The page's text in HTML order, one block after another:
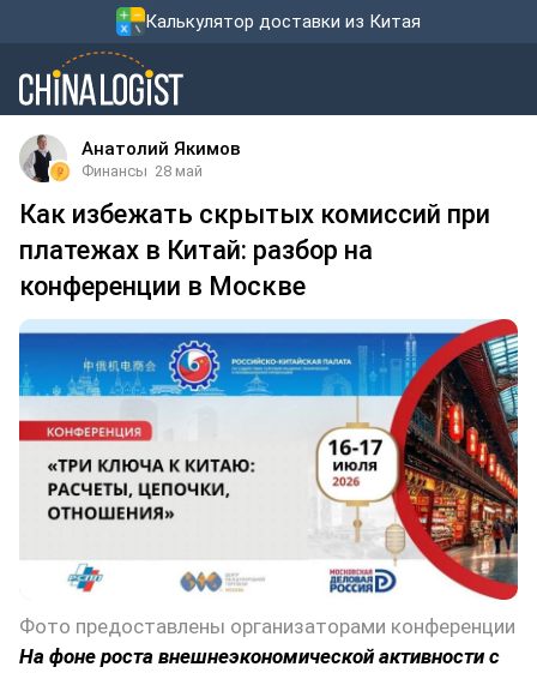
Калькулятор доставки из Китая
Анатолий Якимов
Финансы 28 май
Как избежать скрытых комиссий при
платежах в Китай: разбор на
конференции в Москве
Фото предоставлены организаторами конференции
На фоне роста внешнеэкономической активности с